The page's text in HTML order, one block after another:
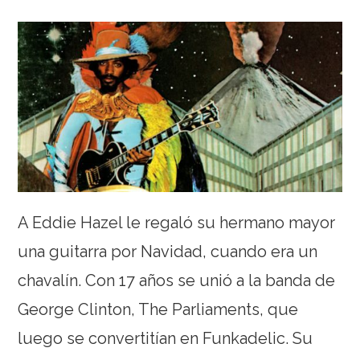
A Eddie Hazel le regaló su hermano mayor
una guitarra por Navidad, cuando era un
chavalín. Con 17 años se unió a la banda de
George Clinton, The Parliaments, que
luego se convertitían en Funkadelic. Su